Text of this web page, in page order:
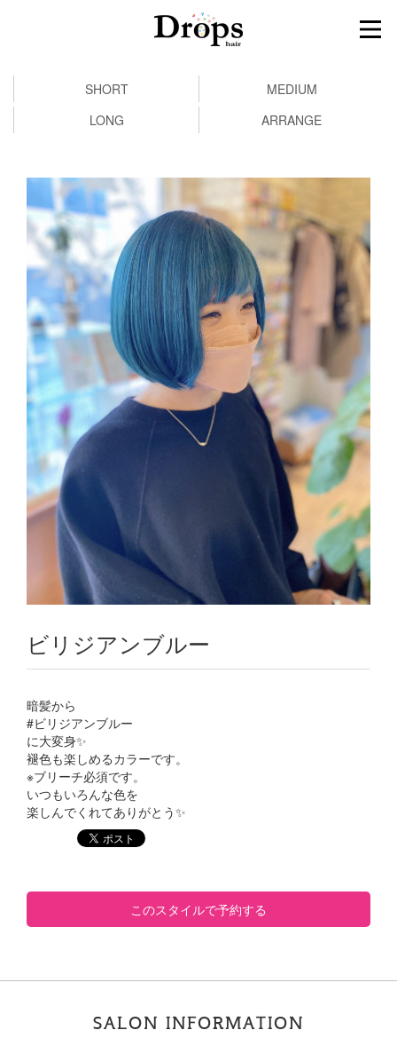
SHORT
MEDIUM
LONG
ARRANGE
ビリジアンブルー
暗髪から
#ビリジアンブルー
に大変身✨
褪色も楽しめるカラーです。
※ブリーチ必須です。
いつもいろんな色を
楽しんでくれてありがとう✨
このスタイルで予約する
SALON INFORMATION